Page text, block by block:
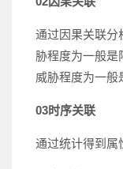
通过因果关联分
胁程度为一般是
威胁程度为一般
03时序关联
通过统计得到属